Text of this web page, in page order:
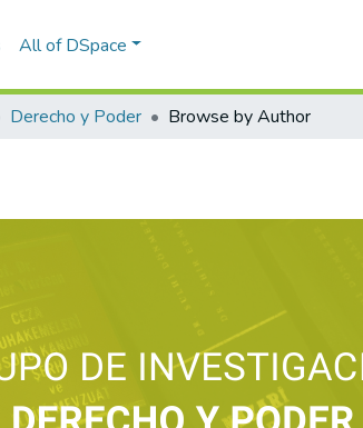
All of DSpace
Derecho y Poder Browse by Author